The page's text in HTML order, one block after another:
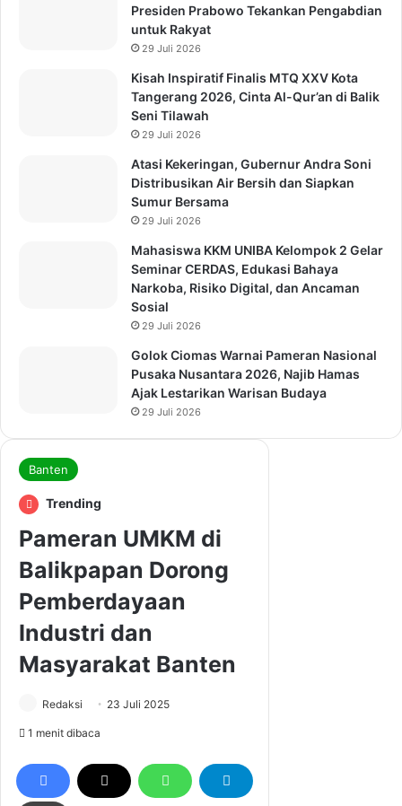
Presiden Prabowo Tekankan Pengabdian
untuk Rakyat
29 Juli 2026
Kisah Inspiratif Finalis MTQ XXV Kota
Tangerang 2026, Cinta Al-Qur’an di Balik
Seni Tilawah
29 Juli 2026
Atasi Kekeringan, Gubernur Andra Soni
Distribusikan Air Bersih dan Siapkan
Sumur Bersama
29 Juli 2026
Mahasiswa KKM UNIBA Kelompok 2 Gelar
Seminar CERDAS, Edukasi Bahaya
Narkoba, Risiko Digital, dan Ancaman
Sosial
29 Juli 2026
Golok Ciomas Warnai Pameran Nasional
Pusaka Nusantara 2026, Najib Hamas
Ajak Lestarikan Warisan Budaya
29 Juli 2026